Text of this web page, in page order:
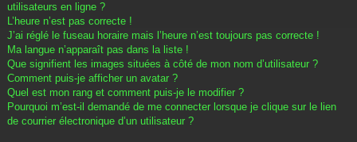
utilisateurs en ligne ?
L’heure n’est pas correcte !
J’ai réglé le fuseau horaire mais l’heure n’est toujours pas correcte !
Ma langue n’apparaît pas dans la liste !
Que signifient les images situées à côté de mon nom d’utilisateur ?
Comment puis-je afficher un avatar ?
Quel est mon rang et comment puis-je le modifier ?
Pourquoi m’est-il demandé de me connecter lorsque je clique sur le lien
de courrier électronique d’un utilisateur ?